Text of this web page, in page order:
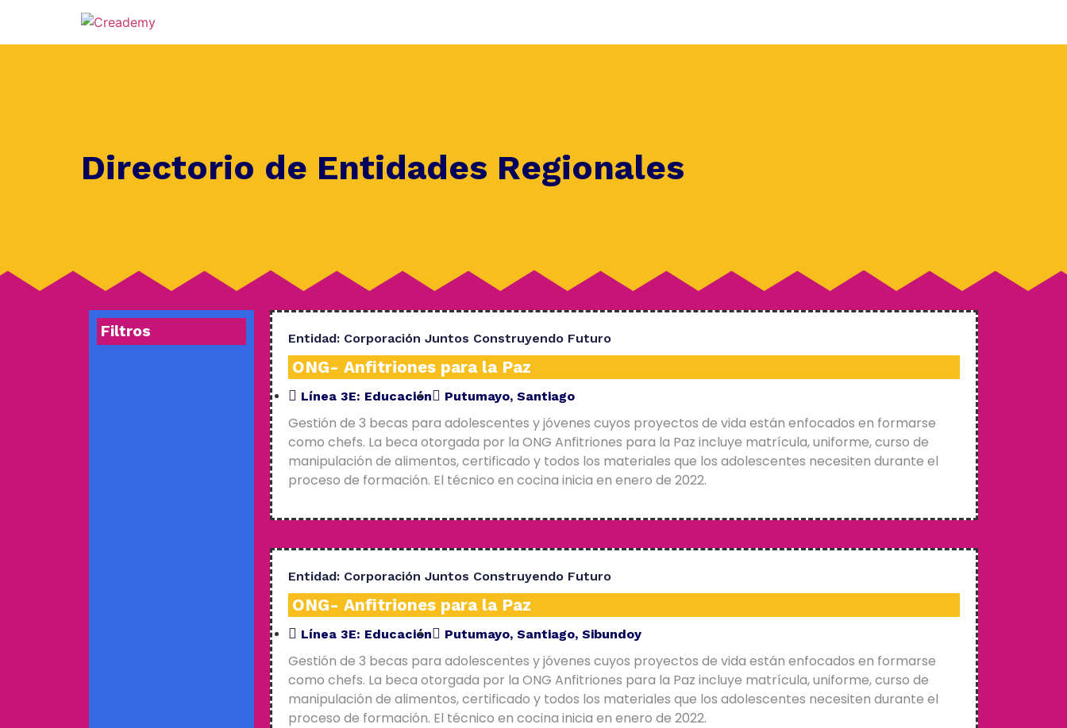
Directorio de Entidades Regionales
Filtros Entidad: Corporación Juntos Construyendo Futuro
ONG- Anfitriones para la Paz
Línea 3E: Educación Putumayo, Santiago
Gestión de 3 becas para adolescentes y jóvenes cuyos proyectos de vida están enfocados en formarse
como chefs. La beca otorgada por la ONG Anfitriones para la Paz incluye matrícula, uniforme, curso de
manipulación de alimentos, certificado y todos los materiales que los adolescentes necesiten durante el
proceso de formación. El técnico en cocina inicia en enero de 2022.
Entidad: Corporación Juntos Construyendo Futuro
ONG- Anfitriones para la Paz
Línea 3E: Educación Putumayo, Santiago, Sibundoy
Gestión de 3 becas para adolescentes y jóvenes cuyos proyectos de vida están enfocados en formarse
como chefs. La beca otorgada por la ONG Anfitriones para la Paz incluye matrícula, uniforme, curso de
manipulación de alimentos, certificado y todos los materiales que los adolescentes necesiten durante el
proceso de formación. El técnico en cocina inicia en enero de 2022.